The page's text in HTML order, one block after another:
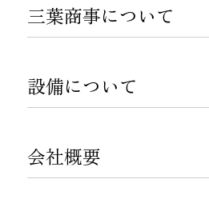
三葉商事について
設備について
会社概要